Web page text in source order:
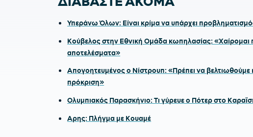
Υπεράνω Όλων: Είναι κρίμα να υπάρχει
Κούβελος στην Εθνική Ομάδα κωπηλασίας: «Χαίρομαι
αποτελέσματα»
Απογοητευμένος ο Νίστρουπ: «Πρέπει να βελτιωθούμε
πρόκριση»
Ολυμπιακός Παρασκήνιο: Τι γύρευε ο Πότερ στο
Αρης: Πλήγμα με Κουαμέ